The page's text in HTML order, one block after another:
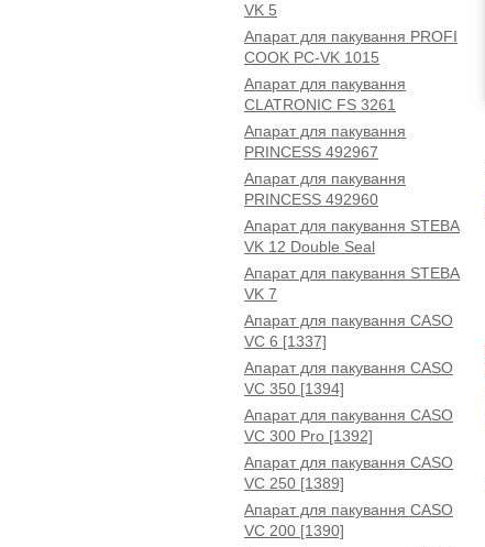
VK 5
Апарат для пакування PROFI
COOK PC-VK 1015
Апарат для пакування
CLATRONIC FS 3261
Апарат для пакування
PRINCESS 492967
Апарат для пакування
PRINCESS 492960
Апарат для пакування STEBA
VK 12 Double Seal
Апарат для пакування STEBA
VK 7
Апарат для пакування CASO
VC 6 [1337]
Апарат для пакування CASO
VC 350 [1394]
Апарат для пакування CASO
VC 300 Pro [1392]
Апарат для пакування CASO
VC 250 [1389]
Апарат для пакування CASO
VC 200 [1390]